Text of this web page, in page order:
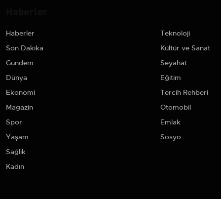
Haberler
Son Dakika
Gündem
Dünya
Ekonomi
Magazin
Spor
Yaşam
Sağlık
Kadın
Teknoloji
Kültür ve Sanat
Seyahat
Eğitim
Tercih Rehberi
Otomobil
Emlak
Sosyo